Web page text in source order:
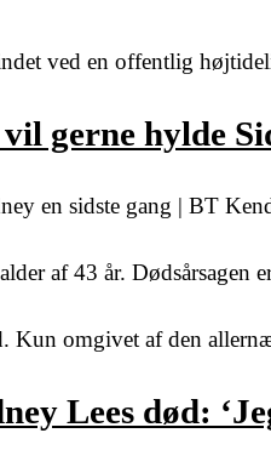
ved en offentlig
gerne hylde
en sidste gang | BT
af 43 år. Dødsårsagen
Kun omgivet af den
Lees død: